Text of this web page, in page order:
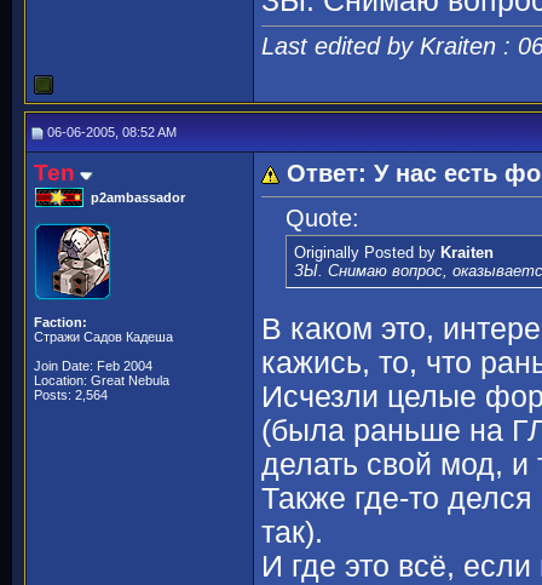
Last edited by Kraiten :
06-06-2005, 08:52 AM
Ten
p2ambassador
Faction:
Стражи Садов Кадеша
Join Date: Feb 2004
Location: Great Nebula
Posts: 2,564
Ответ: У нас есть
Quote:
Originally Posted by Kraiten
ЗЫ. Снимаю вопрос,
В каком это,
кажись, то, что
Исчезли целые
(была раньше на
делать свой мод,
Также где-то
так).
И где это всё, если